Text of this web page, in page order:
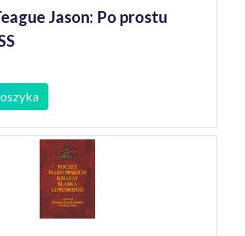
Jason: Po prostu